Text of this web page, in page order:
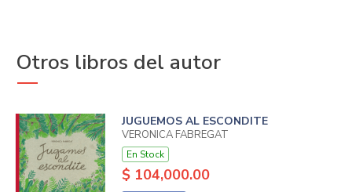
Otros libros del autor
JUGUEMOS AL ESCONDITE
VERONICA FABREGAT
En Stock
$ 104,000.00